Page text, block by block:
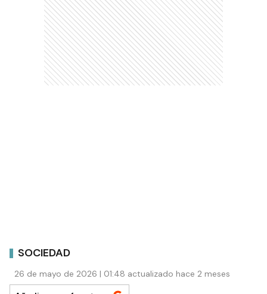
SOCIEDAD
26 de mayo de 2026 | 01:48 actualizado hace 2 meses